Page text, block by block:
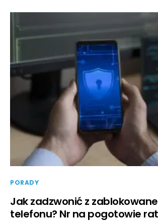
PORADY
Jak zadzwonić z
telefonu? Nr na pogotowie